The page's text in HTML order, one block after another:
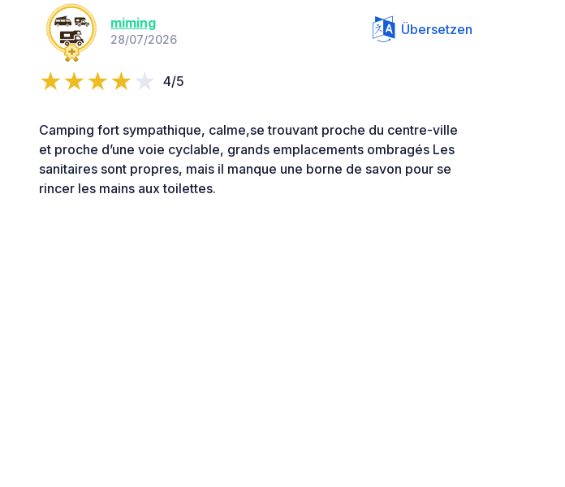
miming
28/07/2026
Übersetzen
4/5
Camping fort sympathique, calme,se trouvant proche du centre-ville
et proche d’une voie cyclable, grands emplacements ombragés Les
sanitaires sont propres, mais il manque une borne de savon pour se
rincer les mains aux toilettes.